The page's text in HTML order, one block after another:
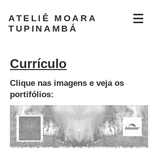
ATELIÊ MOARA
TUPINAMBÁ
Currículo
Clique nas imagens e veja os
portifólios: